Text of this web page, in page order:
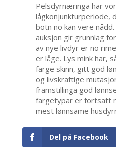
Pelsdyrnæringa har
lågkonjunkturperiode,
botn no kan vere
auksjon gir grunnlag
av nye livdyr er no
er låge. Lys mink har,
farge skinn, gitt god
og livskraftige
framstillinga god
fargetypar er fortsatt
mest lønnsame
Del på Facebook